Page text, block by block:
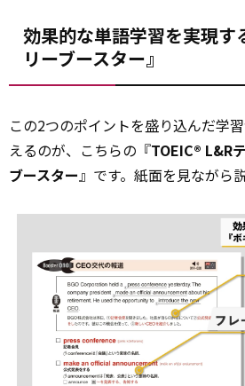
効果的な単語学習を実現す
リーブースター』
この2つのポイントを盛り込んだ学
えるのが、こちらの『TOEIC® L&R
ブースター 』です。紙面を見ながら